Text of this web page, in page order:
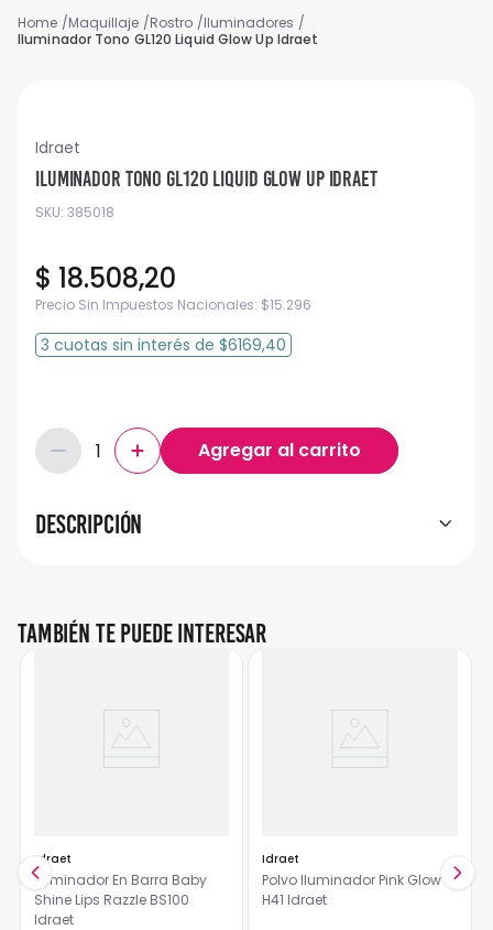
Maquillaje Rostro
Iluminadores
Iluminador Tono GL120 Liquid Glow Up Idraet
Idraet
Iluminador Tono GL120 Liquid Glow Up Idraet
SKU: 385018
$ 18.508,20
Precio Sin Impuestos Nacionales: $15.296
3 cuotas sin interés de $6169,40
Descripción
También te puede interesar
Idraet
Iluminador En Barra Baby
Shine Lips Razzle BS100
Idraet
Idraet
Polvo Iluminador Pink Glow
H41 Idraet